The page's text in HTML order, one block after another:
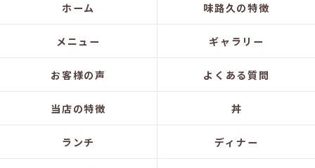
ホーム 味路久の特徴
メニュー ギャラリー
お客様の声 よくある質問
当店の特徴 丼
ランチ ディナー